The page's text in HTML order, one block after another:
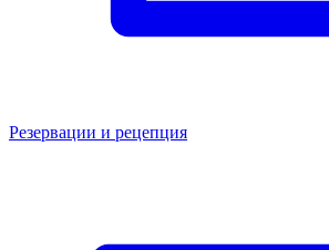
Резервации и рецепция